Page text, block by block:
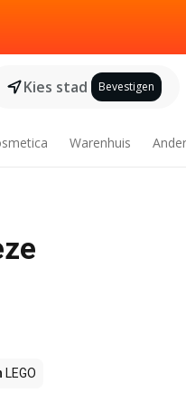
Kies stad Bevestigen
Warenhuis
LEGO